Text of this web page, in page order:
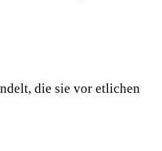
die sie vor etlichen